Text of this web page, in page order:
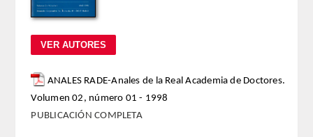
ESTATUTOS
REGLAMENTO
FUNDACIÓN LIBERADE
ACADÉMICOS
ANALES RADE-Anales de la Real Academia de Doctores.
Volumen 02, número 01 - 1998
PUBLICACIÓN COMPLETA